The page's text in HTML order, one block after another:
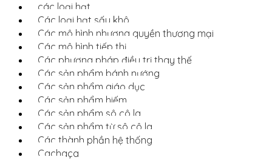
các loại hạt
Các loại hạt sấy khô
Các mô hình nhượng quyền thương mại
Các mô hình tiếp thị
Các phương pháp điều trị thay thế
Các sản phẩm bánh nướng
Các sản phẩm giáo dục
Các sản phẩm hiếm
Các sản phẩm sô cô la
Các sản phẩm từ sô cô la
Các thành phần hệ thống
Cachaça